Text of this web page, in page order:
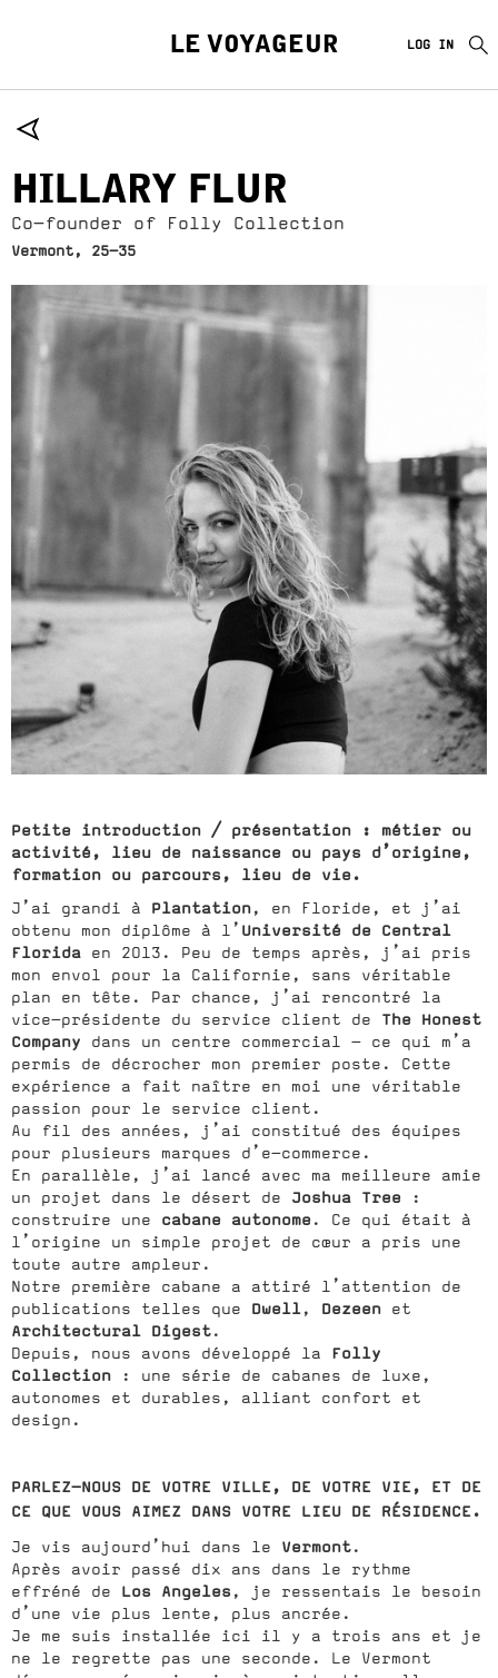
LE VOYAGEUR LOG IN
HILLARY FLUR
Co-founder of Folly Collection
Vermont, 25-35
Petite introduction / présentation : métier ou
activité, lieu de naissance ou pays d’origine,
formation ou parcours, lieu de vie.
J’ai grandi à Plantation, en Floride, et j’ai
obtenu mon diplôme à l’ Université de Central
Florida en 2013. Peu de temps après, j’ai pris
mon envol pour la Californie, sans véritable
plan en tête. Par chance, j’ai rencontré la
vice-présidente du service client de The Honest
Company dans un centre commercial — ce qui m’a
permis de décrocher mon premier poste. Cette
expérience a fait naître en moi une véritable
passion pour le service client.
Au fil des années, j’ai constitué des équipes
pour plusieurs marques d’e-commerce.
En parallèle, j’ai lancé avec ma meilleure amie
un projet dans le désert de Joshua Tree :
construire une cabane autonome. Ce qui était à
l’origine un simple projet de cœur a pris une
toute autre ampleur.
Notre première cabane a attiré l’attention de
publications telles que Dwell, Dezeen et
Architectural Digest.
Depuis, nous avons développé la Folly
Collection : une série de cabanes de luxe,
autonomes et durables, alliant confort et
design.
PARLEZ-NOUS DE VOTRE VILLE, DE VOTRE VIE, ET DE
CE QUE VOUS AIMEZ DANS VOTRE LIEU DE RÉSIDENCE.
Je vis aujourd’hui dans le Vermont.
Après avoir passé dix ans dans le rythme
effréné de Los Angeles, je ressentais le besoin
d’une vie plus lente, plus ancrée.
Je me suis installée ici il y a trois ans et je
ne le regrette pas une seconde. Le Vermont